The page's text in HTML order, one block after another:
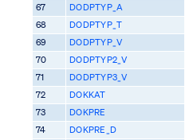
67
DODPTYP_A
68
DODPTYP_T
69
DODPTYP_V
70
DODPTYP2_V
71
DODPTYP3_V
72
DOKKAT
73
DOKPRE
74
DOKPRE_D